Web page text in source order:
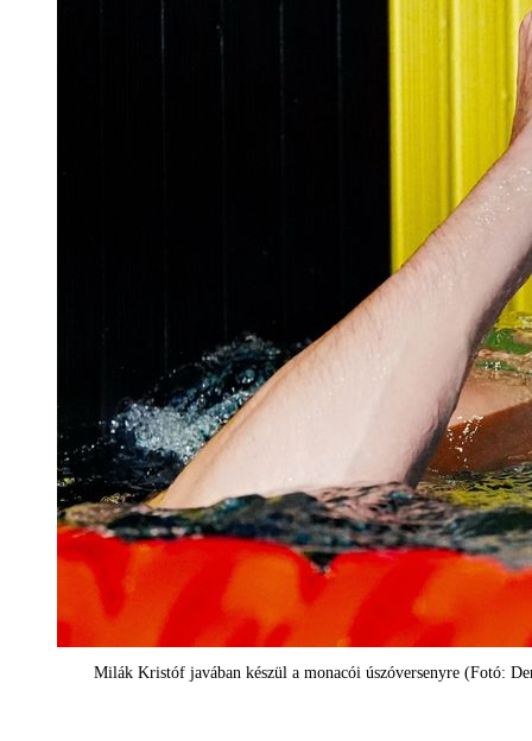
Milák Kristóf javában készül a monacói úszóversenyre (Fotó: